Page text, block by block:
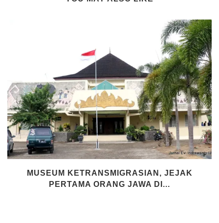
MUSEUM KETRANSMIGRASIAN, JEJAK
PERTAMA ORANG JAWA DI...